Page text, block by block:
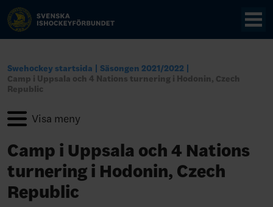
Swehockey startsida
Säsongen 2021/2022
Camp i Uppsala och 4 Nations turnering i Hodonin, Czech
Republic
Camp i Uppsala och 4 Nations
turnering i Hodonin, Czech
Republic